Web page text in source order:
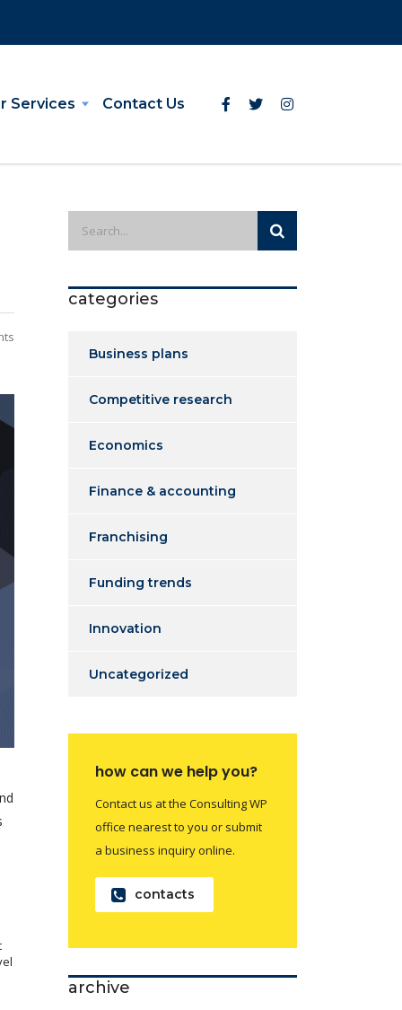
Services Contact Us
categories
Business plans
Competitive research
Economics
Finance & accounting
Franchising
Funding trends
Innovation
Uncategorized
how can we help you?
Contact us at the Consulting WP
office nearest to you or submit
a business inquiry online.
contacts
archive